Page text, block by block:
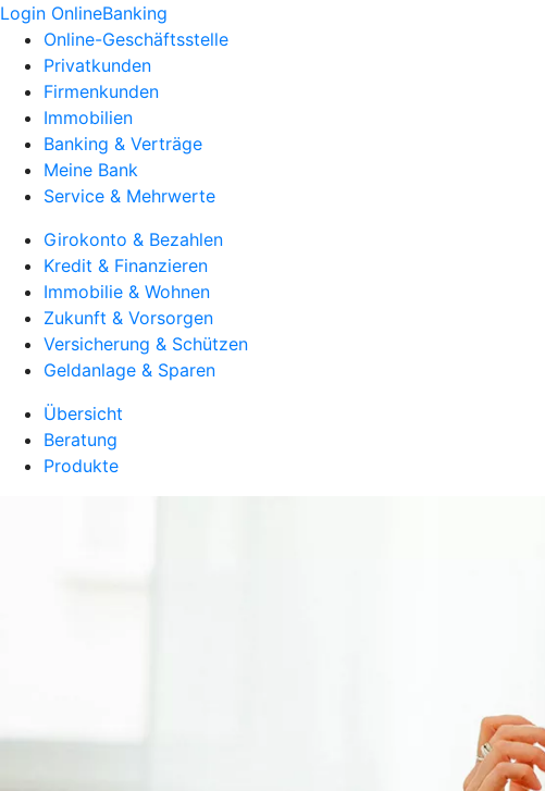
Login OnlineBanking
Online-Geschäftsstelle
Privatkunden
Firmenkunden
Immobilien
Banking & Verträge
Meine Bank
Service & Mehrwerte
Girokonto & Bezahlen
Kredit & Finanzieren
Immobilie & Wohnen
Zukunft & Vorsorgen
Versicherung & Schützen
Geldanlage & Sparen
Übersicht
Beratung
Produkte